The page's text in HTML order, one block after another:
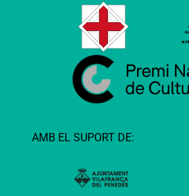
AMB EL SUPORT DE: